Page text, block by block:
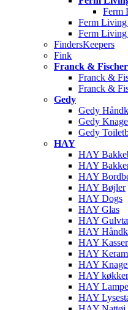
Ferm
Ferm Living
Ferm Living
FindersKeepers
Fink
Franck & Fischer
Franck &
Franck &
Gedy
Gedy
Gedy Knage
Gedy
HAY
HAY
HAY
HAY
HAY Bøjler
HAY Dogs
HAY Glas
HAY
HAY
HAY Kasser
HAY
HAY
HAY
HAY
HAY